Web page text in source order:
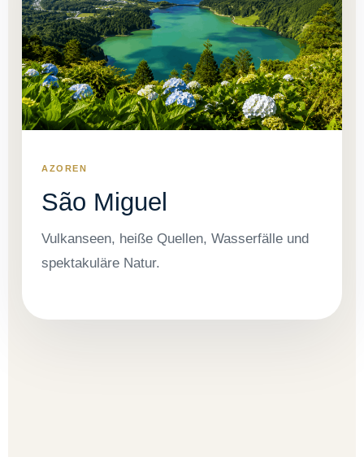
AZOREN
São Miguel
Vulkanseen, heiße Quellen, Wasserfälle und
spektakuläre Natur.